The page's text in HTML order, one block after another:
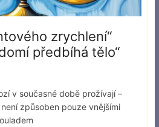
zrychlení“
předbíhá tělo“
v současné době prožívají –
způsoben pouze vnějšími